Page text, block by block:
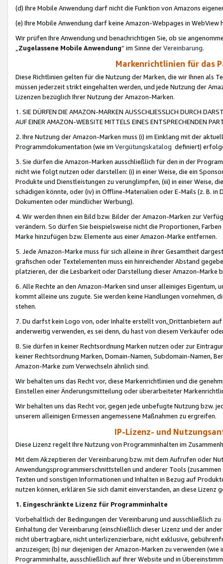
(d) Ihre Mobile Anwendung darf nicht die Funktion von Amazons
(e) Ihre Mobile Anwendung darf keine Amazon-Webpages in WebView
Wir prüfen Ihre Anwendung und benachrichtigen Sie, ob sie
„Zugelassene Mobile Anwendung“ im Sinne derVereinbarung.
Markenrichtlinien für das
Diese Richtlinien gelten für die Nutzung der Marken, die wir Ihnen als
müssen jederzeit strikt eingehalten werden, und jede Nutzung der
Lizenzen bezüglich Ihrer Nutzung der Amazon-Marken.
1. SIE DÜRFEN DIE AMAZON-MARKEN AUSSCHLIESSLICH DURCH
AUF EINER AMAZON-WEBSITE MITTELS EINES ENTSPRECHENDEN
2. Ihre Nutzung der Amazon-Marken muss (i) im Einklang mit der
Programmdokumentation (wie im Vergütungskatalog definiert)
3. Sie dürfen die Amazon-Marken ausschließlich für den in der
nicht wie folgt nutzen oder darstellen: (i) in einer Weise, die ein
Produkte und Dienstleistungen zu verunglimpfen, (iii) in einer Weise,
schädigen könnte, oder (iv) in Offline-Materialien oder E-Mails (z. B. in
Dokumenten oder mündlicher Werbung).
4. Wir werden Ihnen ein Bild bzw. Bilder der Amazon-Marken zur
verändern. So dürfen Sie beispielsweise nicht die Proportionen,
Marke hinzufügen bzw. Elemente aus einer Amazon-Marke entfernen.
5. Jede Amazon-Marke muss für sich alleine in ihrer Gesamtheit
grafischen oder Textelementen muss ein hinreichender Abstand
platzieren, der die Lesbarkeit oder Darstellung dieser Amazon-Marke
6. Alle Rechte an den Amazon-Marken sind unser alleiniges
kommt alleine uns zugute. Sie werden keine Handlungen vornehmen,
stehen.
7. Du darfst kein Logo von, oder Inhalte erstellt von,Drittanbietern auf
anderweitig verwenden, es sei denn, du hast von diesem Verkäufer
8. Sie dürfen in keiner Rechtsordnung Marken nutzen oder zur
keiner Rechtsordnung Marken, Domain-Namen, Subdomain-Namen,
Amazon-Marke zum Verwechseln ähnlich sind.
Wir behalten uns das Recht vor, diese Markenrichtlinien und die
Einstellen einer Änderungsmitteilung oder überarbeiteter
Wir behalten uns das Recht vor, gegen jede unbefugte Nutzung bzw.
unserem alleinigen Ermessen angemessene Maßnahmen zu ergreifen.
IP-Lizenz- und
Diese Lizenz regelt Ihre Nutzung von Programminhalten im
Mit dem Akzeptieren der Vereinbarung bzw. mit dem Aufrufen oder
Anwendungsprogrammierschnittstellen und anderer Tools (zusammen
Texten und sonstigen Informationen und Inhalten in Bezug auf
nutzen können, erklären Sie sich damit einverstanden, an diese Lizenz
1. Eingeschränkte Lizenz für Programminhalte
Vorbehaltlich der Bedingungen der Vereinbarung und ausschließlich
Einhaltung der Vereinbarung (einschließlich dieser Lizenz und der
nicht übertragbare, nicht unterlizenzierbare, nicht exklusive,
anzuzeigen; (b) nur diejenigen der Amazon-Marken zu verwenden
Programminhalte, ausschließlich auf Ihrer Website und in